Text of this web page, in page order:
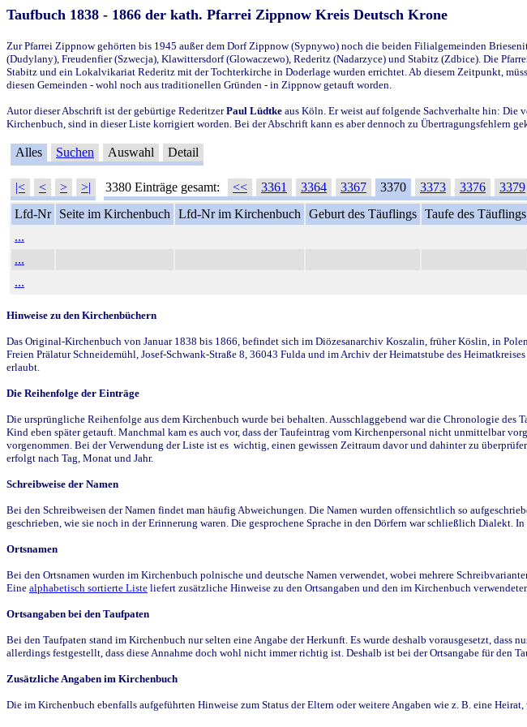
Taufbuch 1838 - 1866 der kath. Pfarrei Zippnow Kreis Deutsch Krone
Zur Pfarrei Zippnow gehörten bis 1945 außer dem Dorf Zippnow (Sypnywo) noch die beiden Filialgemeinden
(Dudylany), Freudenfier (Szwecja), Klawittersdorf (Glowaczewo), Rederitz (Nadarzyce) und Stabitz (Zdbice). Die
Stabitz und ein Lokalvikariat Rederitz mit der Tochterkirche in Doderlage wurden errichtet. Ab diesem Zeitpunkt,
diesen Gemeinden - wohl noch aus traditionellen Gründen - in Zippnow getauft worden.
Autor dieser Abschrift ist der gebürtige RederitzerPaul Lüdtke aus Köln. Er weist auf folgende Sachverhalte hin:
Kirchenbuch, sind in dieser Liste korrigiert worden. Bei der Abschrift kann es aber dennoch zu Übertragungsfehlern
Alles Suchen Auswahl Detail
|< < > >| 3380 Einträge gesamt: << 3361 3364 3367 3370 3373 3376
3379
Lfd-Nr
Seite im Kirchenbuch Lfd-Nr im Kirchenbuch Geburt des Täuflings Taufe des Täuflings
...
...
...
Hinweise zu den Kirchenbüchern
Das Original-Kirchenbuch von Januar 1838 bis 1866, befindet sich im Diözesanarchiv Koszalin, früher Köslin, in
Freien Prälatur Schneidemühl, Josef-Schwank-Straße 8, 36043 Fulda und im Archiv der Heimatstube des
erlaubt.
Die Reihenfolge der Einträge
Die ursprüngliche Reihenfolge aus dem Kirchenbuch wurde bei behalten. Ausschlaggebend war die Chronologie
Kind eben später getauft. Manchmal kam es auch vor, dass der Taufeintrag vom Kirchenpersonal nicht unmittelbar
vorgenommen. Bei der Verwendung der Liste ist es wichtig, einen gewissen Zeitraum davor und dahinter zu
erfolgt nach Tag, Monat und Jahr.
Schreibweise der Namen
Bei den Schreibweisen der Namen findet man häufig Abweichungen. Die Namen wurden offensichtlich so
geschrieben, wie sie noch in der Erinnerung waren. Die gesprochene Sprache in den Dörfern war schließlich Dialekt.
Ortsnamen
Bei den Ortsnamen wurden im Kirchenbuch polnische und deutsche Namen verwendet, wobei mehrere
Eine alphabetisch sortierte Liste liefert zusätzliche Hinweise zu den Ortsangaben und den im Kirchenbuch
Ortsangaben bei den Taufpaten
Bei den Taufpaten stand im Kirchenbuch nur selten eine Angabe der Herkunft. Es wurde deshalb vorausgesetzt,
allerdings festgestellt, dass diese Annahme doch wohl nicht immer richtig ist. Deshalb ist bei der Ortsangabe für den
Zusätzliche Angaben im Kirchenbuch
Die im Kirchenbuch ebenfalls aufgeführten Hinweise zum Status der Eltern oder weitere Angaben wie z. B. eine Heirat,